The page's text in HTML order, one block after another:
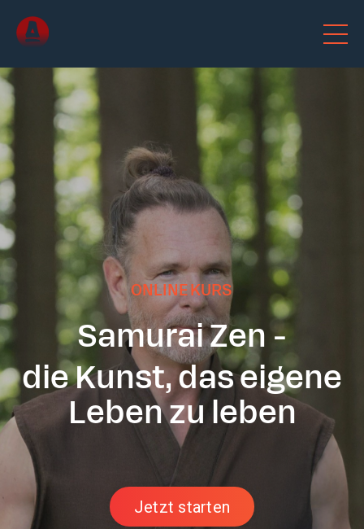
ONLINE KURS
Samurai Zen -
die Kunst, das eigene
Leben zu leben
Jetzt starten